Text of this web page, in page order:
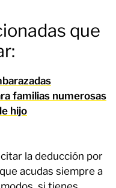
que
familias numerosas
hijo
la deducción por
acudas siempre a